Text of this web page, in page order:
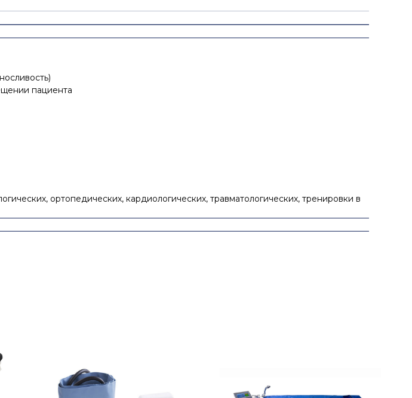
пациента
ортопедических, кардиологических, травматологических, тренировки в